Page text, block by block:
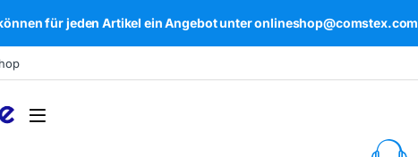
für jeden Artikel ein Angebot unter
Open